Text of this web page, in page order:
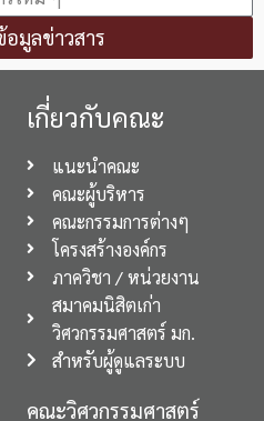
มูลข่าวสาร
เกี่ยวกับคณะ
แนะนำคณะ
คณะผู้บริหาร
คณะกรรมการต่างๆ
โครงสร้างองค์กร
ภาควิชา / หน่วยงาน
สมาคมนิสิตเก่า
วิศวกรรมศาสตร์ มก.
สำหรับผู้ดูแลระบบ
คณะวิศวกรรมศาสตร์